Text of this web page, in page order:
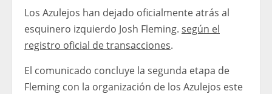
Los Azulejos han dejado oficialmente atrás al
esquinero izquierdo Josh Fleming. según el
registro oficial de transacciones.
El comunicado concluye la segunda etapa de
Fleming con la organización de los Azulejos este